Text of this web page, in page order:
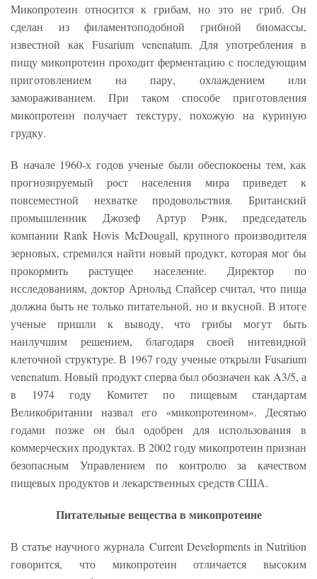
Микопротеин относится к грибам, но это не гриб. Он
сделан из филаментоподобной грибной биомассы,
известной как Fusarium venenatum. Для употребления в
пищу микопротеин проходит ферментацию с последующим
приготовлением на пару, охлаждением или
замораживанием. При таком способе приготовления
микопротеин получает текстуру, похожую на куриную
грудку.
В начале 1960-х годов ученые были обеспокоены тем, как
прогнозируемый рост населения мира приведет к
повсеместной нехватке продовольствия. Британский
промышленник Джозеф Артур Рэнк, председатель
компании Rank Hovis McDougall, крупного производителя
зерновых, стремился найти новый продукт, которая мог бы
прокормить растущее население. Директор по
исследованиям, доктор Арнольд Спайсер считал, что пища
должна быть не только питательной, но и вкусной. В итоге
ученые пришли к выводу, что грибы могут быть
наилучшим решением, благодаря своей нитевидной
клеточной структуре. В 1967 году ученые открыли Fusarium
venenatum. Новый продукт сперва был обозначен как A3/5, а
в 1974 году Комитет по пищевым стандартам
Великобритании назвал его «микопротеином». Десятью
годами позже он был одобрен для использования в
коммерческих продуктах. В 2002 году микопротеин признан
безопасным Управлением по контролю за качеством
пищевых продуктов и лекарственных средств США.
Питательные вещества в микопротеине
В статье научного журнала Current Developments in Nutrition
говорится, что микопротеин отличается высоким